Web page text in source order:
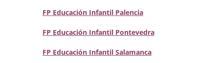
FP Educación Infantil Palencia
FP Educación Infantil Pontevedra
FP Educación Infantil Salamanca